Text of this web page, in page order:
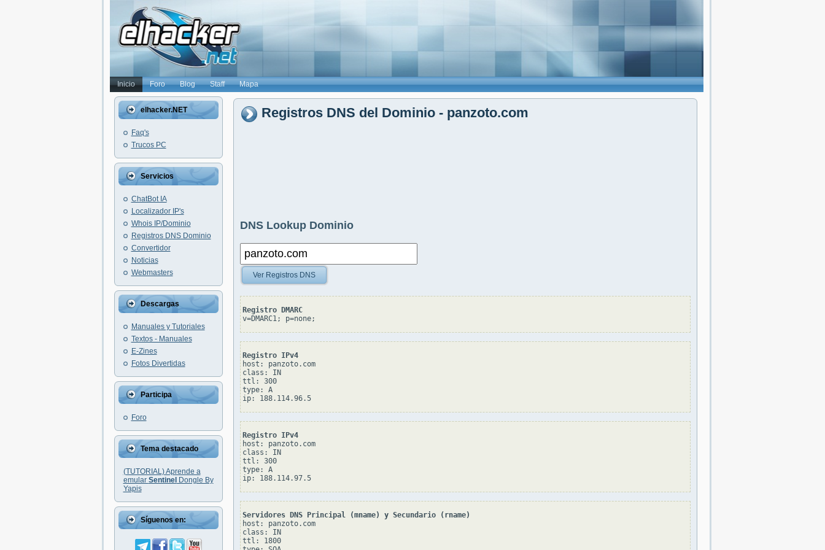
Inicio Foro Blog Staff Mapa
elhacker.NET
Faq's
Trucos PC
Servicios
ChatBot IA
Localizador IP's
Whois IP/Dominio
Registros DNS Dominio
Convertidor
Noticias
Webmasters
Descargas
Manuales y Tutoriales
Textos - Manuales
E-Zines
Fotos Divertidas
Participa
Foro
Tema destacado
(TUTORIAL) Aprende a
emular Sentinel Dongle By
Yapis
Síguenos en:
Registros DNS del Dominio - panzoto.com
DNS Lookup Dominio
Ver Registros DNS
Registro DMARC
v=DMARC1; p=none;
Registro IPv4
host: panzoto.com
class: IN
ttl: 300
type: A
ip: 188.114.96.5
Registro IPv4
host: panzoto.com
class: IN
ttl: 300
type: A
ip: 188.114.97.5
Servidores DNS Principal (mname) y Secundario (rname)
host: panzoto.com
class: IN
ttl: 1800